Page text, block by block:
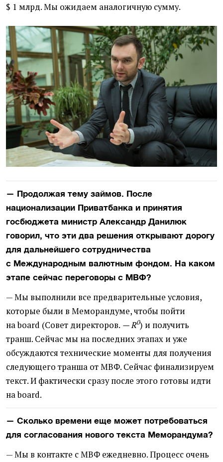
$ 1 млрд. Мы ожидаем аналогичную сумму.
— Продолжая тему займов. После
национализации Приватбанка и принятия
госбюджета министр Александр Данилюк
говорил, что эти два решения открывают дорогу
для дальнейшего сотрудничества
с Международным валютным фондом. На каком
этапе сейчас переговоры с МВФ?
— Мы выполнили все предварительные условия,
которые были в Меморандуме, чтобы пойти
на board (Совет директоров. —R0) и получить
транш. Сейчас мы на последних этапах и уже
обсуждаются технические моменты для получения
следующего транша от МВФ. Сейчас финализируем
текст. И фактически сразу после этого готовы идти
на board.
— Сколько времени еще может потребоваться
для согласования нового текста Меморандума?
— Мы в контакте с МВФ ежедневно. Процесс очень